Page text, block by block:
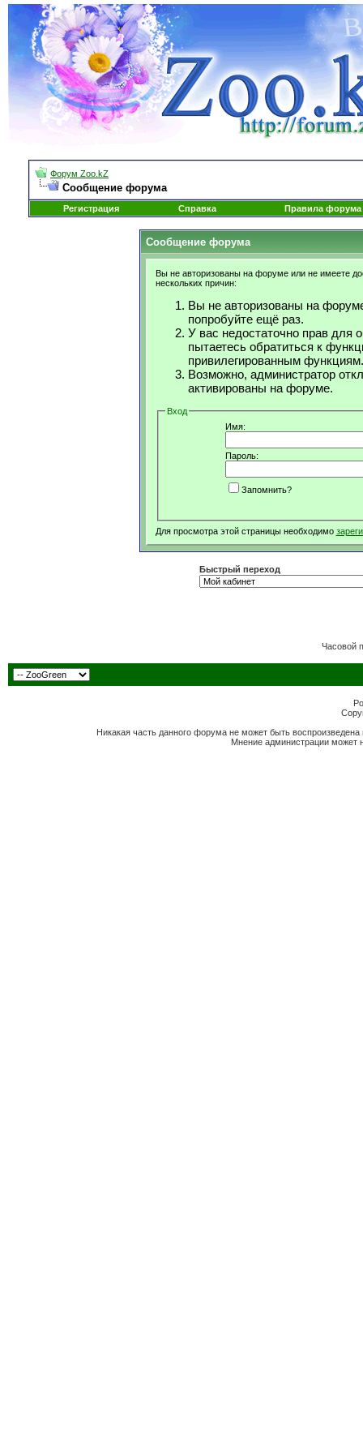
Форум Zoo.kZ
Сообщение форума
Регистрация Справка Правила форума
Сообщение форума
Вы не авторизованы на форуме или не имеете
нескольких причин:
Вы не авторизованы на
попробуйте ещё раз.
У вас недостаточно прав для
пытаетесь обратиться к
привилегированным функциям.
Возможно, администратор
активированы на форуме.
Вход
Имя:
Пароль:
Запомнить?
Для просмотра этой страницы необходимо
Быстрый переход
Часовой
Никакая часть данного форума не может быть
Мнение администрации может